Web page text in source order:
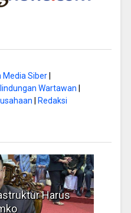
Media Siber|
Wartawan
Redaksi
Dorong
yang Aman